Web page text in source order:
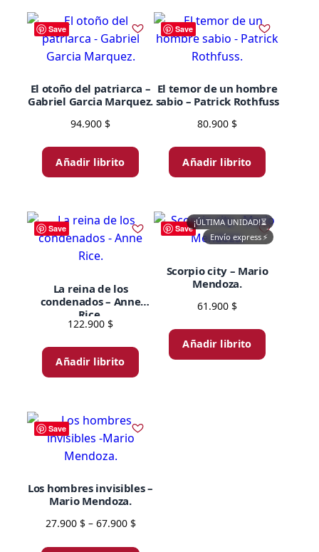
Save
El otoño del patriarca –
Gabriel Garcia Marquez.
94.900 $
Añadir librito
Save
El temor de un hombre
sabio – Patrick Rothfuss
80.900 $
Añadir librito
Save
La reina de los
condenados – Anne
Rice.
122.900 $
Añadir librito
Save
Scorpio city – Mario
Mendoza.
61.900 $
¡ÚLTIMA UNIDAD!⏳
Envío express⚡
Añadir librito
Save
Los hombres invisibles –
Mario Mendoza.
27.900 $ – 67.900 $Price